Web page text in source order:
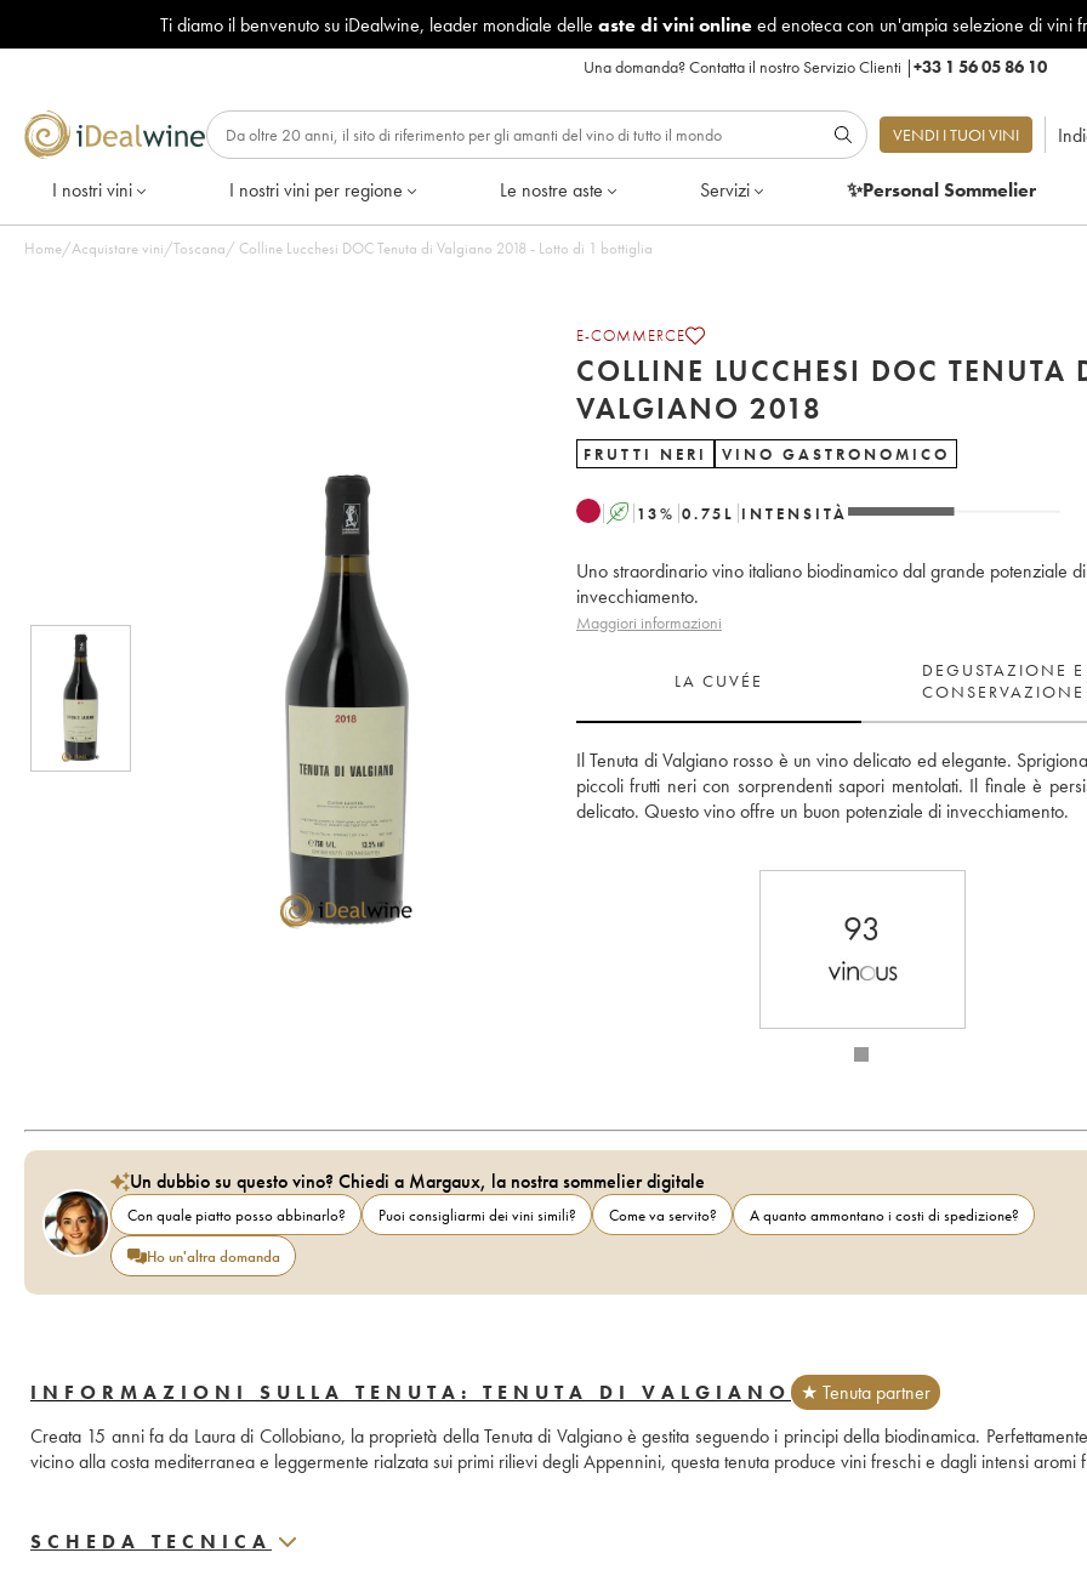
Ti diamo il benvenuto su iDealwine, leader mondiale delle aste di vini onlineed enoteca con un'ampia selezione di vini
Una domanda?Contatta il nostro Servizio Clienti |+33 1 56 05 86 10
VENDI I TUOI VINI
I nostri vini I nostri vini per regione Le nostre aste Servizi ✨Personal Sommelier
Home/Acquistare vini/Toscana/ Colline Lucchesi DOC Tenuta di Valgiano 2018 - Lotto di 1 bottiglia
E-COMMERCE
COLLINE LUCCHESI DOC TENUTA
VALGIANO 2018
FRUTTI NERI VINO GASTRONOMICO
A 13% 0.75 L INTENSITÀ
Uno straordinario vino italiano biodinamico dal grande potenziale di
invecchiamento.
Maggiori informazioni
LA CUVÉE
DEGUSTAZIONE E
CONSERVAZIONE
Il Tenuta di Valgiano rosso è un vino delicato ed elegante.
piccoli frutti neri con sorprendenti sapori mentolati. Il finale è
delicato. Questo vino offre un buon potenziale di invecchiamento.
93
Un dubbio su questo vino? Chiedi a Margaux, la nostra sommelier digitale
Con quale piatto posso abbinarlo? Puoi consigliarmi dei vini simili? Come va servito?
A quanto ammontano i costi di spedizione?
Ho un'altra domanda
INFORMAZIONI SULLA TENUTA: TENUTA DI VALGIANO
★ Tenuta partner
Creata 15 anni fa da Laura di Collobiano, la proprietà della Tenuta di Valgiano è gestita seguendo i principi della biodinamica.
vicino alla costa mediterranea e leggermente rialzata sui primi rilievi degli Appennini, questa tenuta produce vini freschi e dagli intensi aromi
SCHEDA TECNICA